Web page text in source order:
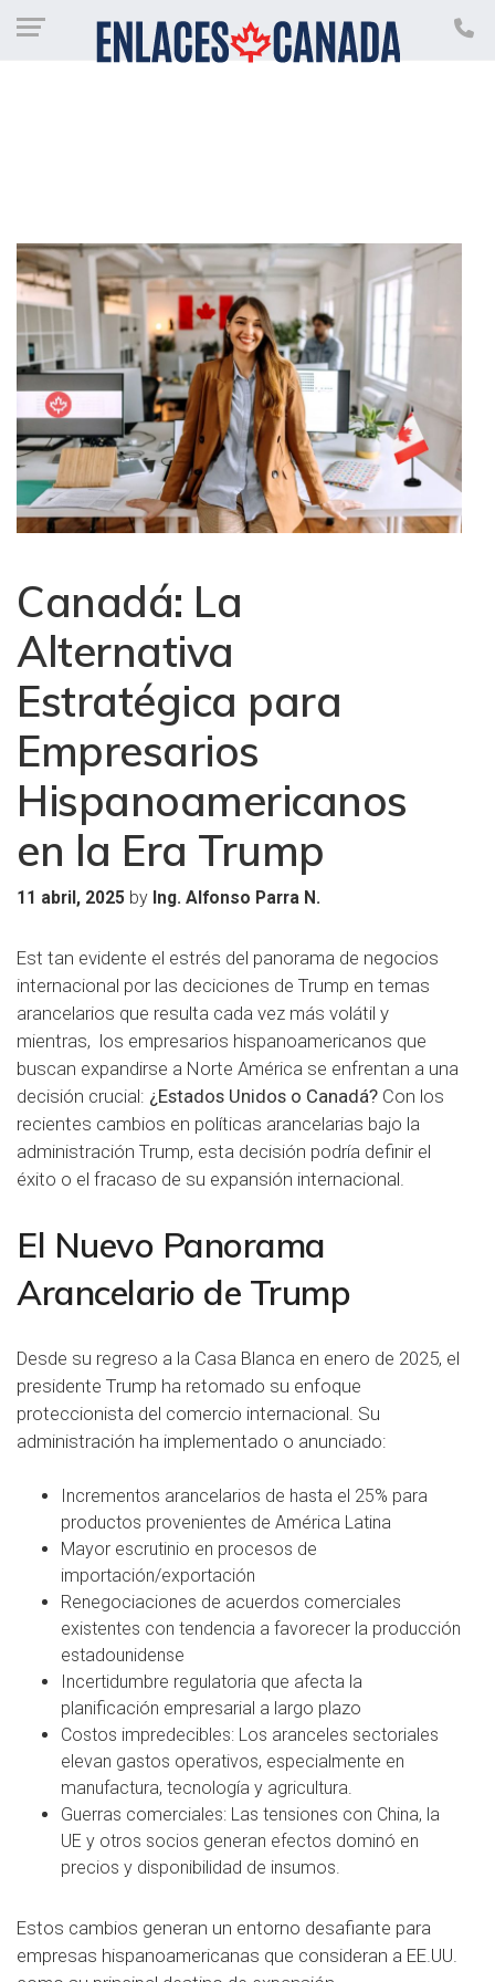
Canadá: La
Alternativa
Estratégica para
Empresarios
Hispanoamericanos
en la Era Trump
11 abril, 2025 by Ing. Alfonso Parra N.
Est tan evidente el estrés del panorama de negocios
internacional por las deciciones de Trump en temas
arancelarios que resulta cada vez más volátil y
mientras, los empresarios hispanoamericanos que
buscan expandirse a Norte América se enfrentan a una
decisión crucial: ¿ Estados Unidos o Canadá? Con los
recientes cambios en políticas arancelarias bajo la
administración Trump, esta decisión podría definir el
éxito o el fracaso de su expansión internacional.
El Nuevo Panorama
Arancelario de Trump
Desde su regreso a la Casa Blanca en enero de 2025, el
presidente Trump ha retomado su enfoque
proteccionista del comercio internacional. Su
administración ha implementado o anunciado:
Incrementos arancelarios de hasta el 25% para
productos provenientes de América Latina
Mayor escrutinio en procesos de
importación/exportación
Renegociaciones de acuerdos comerciales
existentes con tendencia a favorecer la producción
estadounidense
Incertidumbre regulatoria que afecta la
planificación empresarial a largo plazo
Costos impredecibles: Los aranceles sectoriales
elevan gastos operativos, especialmente en
manufactura, tecnología y agricultura.
Guerras comerciales: Las tensiones con China, la
UE y otros socios generan efectos dominó en
precios y disponibilidad de insumos.
Estos cambios generan un entorno desafiante para
empresas hispanoamericanas que consideran a EE.UU.